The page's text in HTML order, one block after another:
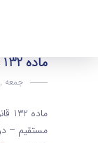
ماده 132 قانون مالیاتهای مستقیم
جمعه , 27 تیر 1404
مستقیم –